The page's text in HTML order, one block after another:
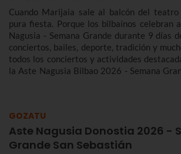
Cuando Marijaia sale al balcón del
pura fiesta. Porque los bilbaínos celebran
Nagusia - Semana Grande durante 9 días
conciertos, bailes, deporte, tradición y
todos los conciertos y actividades
la Aste Nagusia Bilbao 2026 - Semana
GOZATU
Aste Nagusia Donostia 2026 -
Grande San Sebastián